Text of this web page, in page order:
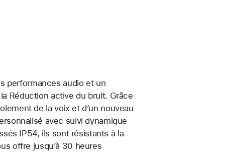
performances audio et un
Réduction active du bruit. Grâce
de la voix et d’un nouveau
avec suivi dynamique
IP54, ils sont résistants à la
offre jusqu’à 30 heures